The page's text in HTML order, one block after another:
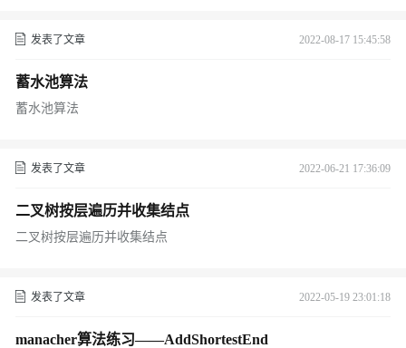
发表了文章 2022-08-17 15:45:58
蓄水池算法
蓄水池算法
发表了文章 2022-06-21 17:36:09
二叉树按层遍历并收集结点
二叉树按层遍历并收集结点
发表了文章 2022-05-19 23:01:18
manacher算法练习——AddShortestEnd